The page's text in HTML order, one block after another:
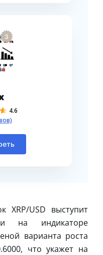
3
4.6
XRP/USD выступит
на индикаторе
варианта роста
что укажет на